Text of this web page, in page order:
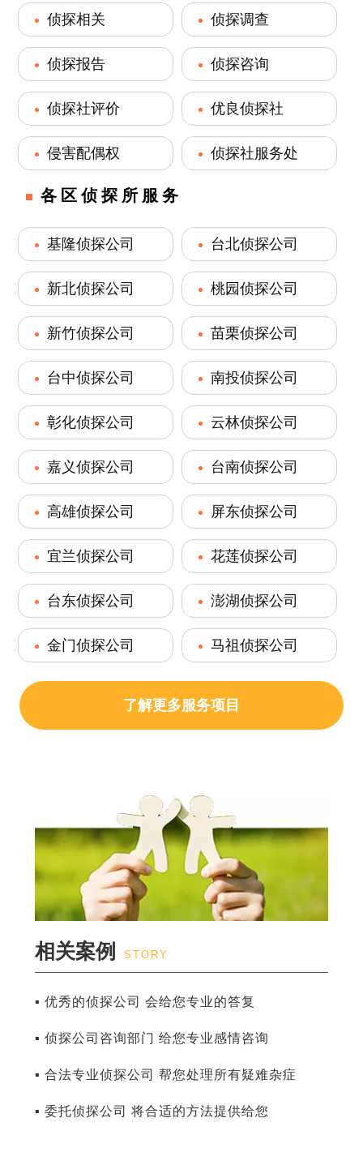
侦探相关 侦探调查
侦探报告 侦探咨询
侦探社评价 优良侦探社
侵害配偶权 侦探社服务处
各区侦探所服务
基隆侦探公司 台北侦探公司
新北侦探公司 桃园侦探公司
新竹侦探公司 苗栗侦探公司
台中侦探公司 南投侦探公司
彰化侦探公司 云林侦探公司
嘉义侦探公司 台南侦探公司
高雄侦探公司 屏东侦探公司
宜兰侦探公司 花莲侦探公司
台东侦探公司 澎湖侦探公司
金门侦探公司 马祖侦探公司
了解更多服务项目
相关案例 STORY
▪ 优秀的侦探公司 会给您专业的答复
▪ 侦探公司咨询部门 给您专业感情咨询
▪ 合法专业侦探公司 帮您处理所有疑难杂症
▪ 委托侦探公司 将合适的方法提供给您